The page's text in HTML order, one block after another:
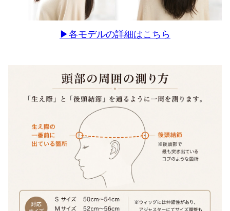
▶各モデルの詳細はこちら